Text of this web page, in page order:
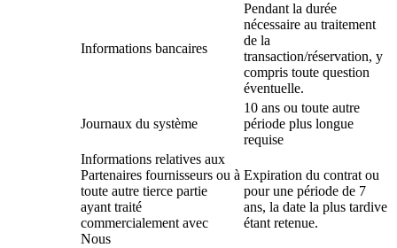
Informations bancaires
Pendant la durée
nécessaire au traitement
de la
transaction/réservation, y
compris toute question
éventuelle.
Journaux du système
10 ans ou toute autre
période plus longue
requise
Informations relatives aux
Partenaires fournisseurs ou à
toute autre tierce partie
ayant traité
commercialement avec
Nous
Expiration du contrat ou
pour une période de 7
ans, la date la plus tardive
étant retenue.